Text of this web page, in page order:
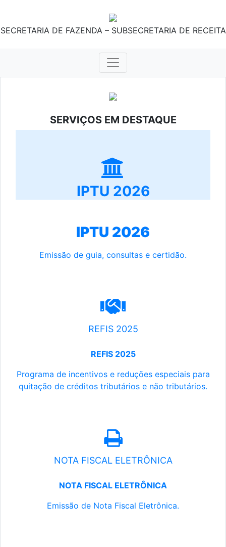
SECRETARIA DE FAZENDA – SUBSECRETARIA DE RECEITA
SERVIÇOS EM DESTAQUE
IPTU 2026
IPTU 2026
Emissão de guia, consultas e certidão.
REFIS 2025
REFIS 2025
Programa de incentivos e reduções especiais para
quitação de créditos tributários e não tributários.
NOTA FISCAL ELETRÔNICA
NOTA FISCAL ELETRÔNICA
Emissão de Nota Fiscal Eletrônica.